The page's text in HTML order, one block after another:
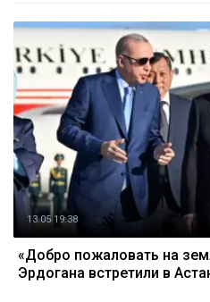
13.05 19:38
«Добро пожаловать на
Эрдогана встретили в